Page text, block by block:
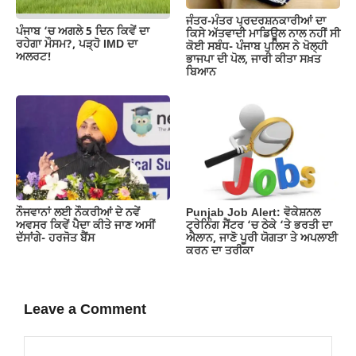
ਪੰਜਾਬ ‘ਚ ਅਗਲੇ 5 ਦਿਨ ਕਿਵੇਂ ਦਾ
ਰਹੇਗਾ ਮੌਸਮ?, ਪੜ੍ਹੋ IMD ਦਾ
ਅਲਰਟ!
ਜੰਤਰ-ਮੰਤਰ ਪ੍ਰਦਰਸ਼ਨਕਾਰੀਆਂ ਦਾ
ਕਿਸੇ ਅੱਤਵਾਦੀ ਮਾਡਿਊਲ ਨਾਲ ਨਹੀਂ ਸੀ
ਕੋਈ ਸਬੰਧ- ਪੰਜਾਬ ਪੁਲਿਸ ਨੇ ਖੋਲ੍ਹੀ
ਭਾਜਪਾ ਦੀ ਪੋਲ, ਜਾਰੀ ਕੀਤਾ ਸਖ਼ਤ
ਬਿਆਨ
ਨੌਜਵਾਨਾਂ ਲਈ ਨੌਕਰੀਆਂ ਦੇ ਨਵੇਂ
ਅਵਸਰ ਕਿਵੇਂ ਪੈਦਾ ਕੀਤੇ ਜਾਣ ਅਸੀਂ
ਦੱਸਾਂਗੇ- ਹਰਜੋਤ ਬੈਂਸ
Punjab Job Alert: ਵੋਕੇਸ਼ਨਲ
ਟ੍ਰੇਨਿੰਗ ਸੈਂਟਰ ‘ਚ ਠੇਕੇ ‘ਤੇ ਭਰਤੀ ਦਾ
ਐਲਾਨ, ਜਾਣੋ ਪੂਰੀ ਯੋਗਤਾ ਤੇ ਅਪਲਾਈ
ਕਰਨ ਦਾ ਤਰੀਕਾ
Leave a Comment